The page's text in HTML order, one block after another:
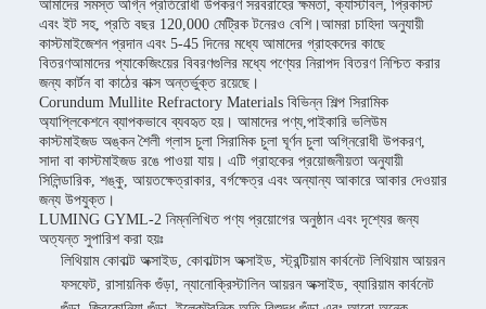
আমাদের সমস্ত অগ্নি প্রতিরোধী উপকরণ সরবরাহের ক্ষমতা, ক্যাস্টাবল, প্রিকাস্ট
এবং ইট সহ, প্রতি বছর 120,000 মেট্রিক টনেরও বেশি।আমরা চাহিদা অনুযায়ী
কাস্টমাইজেশন প্রদান এবং 5-45 দিনের মধ্যে আমাদের গ্রাহকদের কাছে
বিতরণআমাদের প্যাকেজিংয়ের বিবরণগুলির মধ্যে পণ্যের নিরাপদ বিতরণ নিশ্চিত করার
জন্য কার্টন বা কাঠের বাক্স অন্তর্ভুক্ত রয়েছে।
Corundum Mullite Refractory Materials বিভিন্ন শিল্প সিরামিক
অ্যাপ্লিকেশনে ব্যাপকভাবে ব্যবহৃত হয়। আমাদের পণ্য,পাইকারি ভলিউম
কাস্টমাইজড অঙ্কন শৈলী গ্লাস চুলা সিরামিক চুলা ঘূর্ণন চুলা অগ্নিরোধী উপকরণ,
সাদা বা কাস্টমাইজড রঙে পাওয়া যায়। এটি গ্রাহকের প্রয়োজনীয়তা অনুযায়ী
সিলিন্ডারিক, শঙ্কু, আয়তক্ষেত্রাকার, বর্গক্ষেত্র এবং অন্যান্য আকারে আকার দেওয়ার
জন্য উপযুক্ত।
LUMING GYML-2 নিম্নলিখিত পণ্য প্রয়োগের অনুষ্ঠান এবং দৃশ্যের জন্য
অত্যন্ত সুপারিশ করা হয়ঃ
লিথিয়াম কোবাল্ট অক্সাইড, কোবাল্টাস অক্সাইড, স্ট্রন্টিয়াম কার্বনেট লিথিয়াম আয়রন
ফসফেট, রাসায়নিক গুঁড়া, ন্যানোক্রিস্টালিন আয়রন অক্সাইড, ব্যারিয়াম কার্বনেট